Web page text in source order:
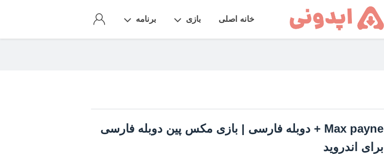
خانه اصلی بازی برنامه
Max payne + دوبله فارسی | بازی مکس پین دوبله فارسی
برای اندروید